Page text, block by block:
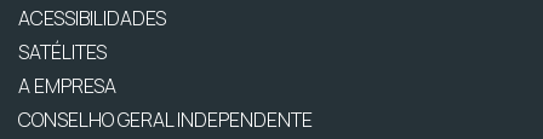
ACESSIBILIDADES
SATÉLITES
A EMPRESA
CONSELHO GERAL INDEPENDENTE